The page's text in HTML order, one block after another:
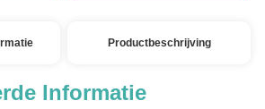
Productbeschrijving
Informatie